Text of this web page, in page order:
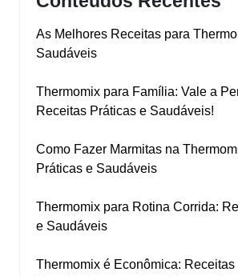
As Melhores Receitas para
Saudáveis
Thermomix para Família: Vale a
Receitas Práticas e Saudáveis!
Como Fazer Marmitas na
Práticas e Saudáveis
Thermomix para Rotina Corrida:
e Saudáveis
Thermomix é Econômica: Receitas